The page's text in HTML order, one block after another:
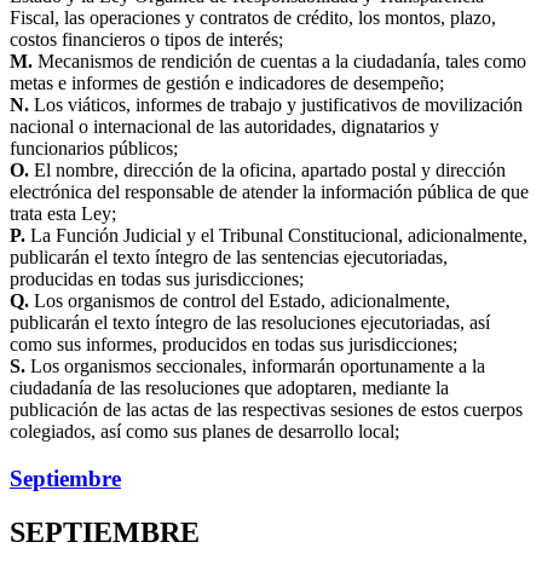
Fiscal, las operaciones y contratos de crédito, los montos, plazo,
costos financieros o tipos de interés;
M. Mecanismos de rendición de cuentas a la ciudadanía, tales como
metas e informes de gestión e indicadores de desempeño;
N. Los viáticos, informes de trabajo y justificativos de movilización
nacional o internacional de las autoridades, dignatarios y
funcionarios públicos;
O. El nombre, dirección de la oficina, apartado postal y dirección
electrónica del responsable de atender la información pública de que
trata esta Ley;
P. La Función Judicial y el Tribunal Constitucional, adicionalmente,
publicarán el texto íntegro de las sentencias ejecutoriadas,
producidas en todas sus jurisdicciones;
Q. Los organismos de control del Estado, adicionalmente,
publicarán el texto íntegro de las resoluciones ejecutoriadas, así
como sus informes, producidos en todas sus jurisdicciones;
S. Los organismos seccionales, informarán oportunamente a la
ciudadanía de las resoluciones que adoptaren, mediante la
publicación de las actas de las respectivas sesiones de estos cuerpos
colegiados, así como sus planes de desarrollo local;
Septiembre
SEPTIEMBRE